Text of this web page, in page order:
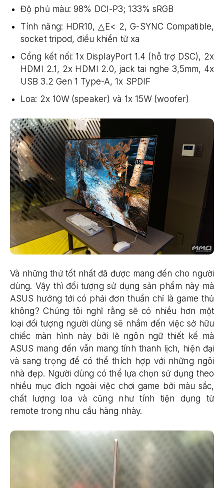
Độ phủ màu: 98% DCI-P3; 133% sRGB
Tính năng: HDR10, △E< 2, G-SYNC Compatible,
socket tripod, điều khiển từ xa
Cổng kết nối: 1x DisplayPort 1.4 (hỗ trợ DSC), 2x
HDMI 2.1, 2x HDMI 2.0, jack tai nghe 3,5mm, 4x
USB 3.2 Gen 1 Type-A, 1x SPDIF
Loa: 2x 10W (speaker) và 1x 15W (woofer)
Và những thứ tốt nhất đã được mang đến cho người
dùng. Vậy thì đối tượng sử dụng sản phẩm này mà
ASUS hướng tới có phải đơn thuần chỉ là game thủ
không? Chúng tôi nghĩ rằng sẽ có nhiều hơn một
loại đối tượng người dùng sẽ nhắm đến việc sở hữu
chiếc màn hình này bởi lẽ ngôn ngữ thiết kế mà
ASUS mang đến vẫn mang tính thanh lịch, hiện đại
và sang trọng để có thể thích hợp với những ngôi
nhà đẹp. Người dùng có thể lựa chọn sử dụng theo
nhiều mục đích ngoài việc chơi game bởi màu sắc,
chất lượng loa và cũng như tính tiện dụng từ
remote trong nhu cầu hàng nhày.